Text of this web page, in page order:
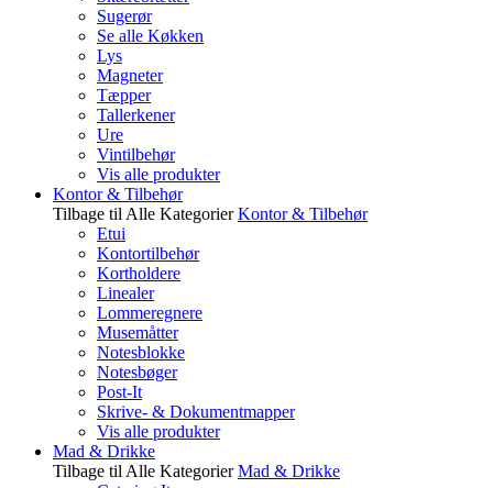
Sugerør
Se alle Køkken
Lys
Magneter
Tæpper
Tallerkener
Ure
Vintilbehør
Vis alle produkter
Kontor & Tilbehør
Tilbage til Alle Kategorier Kontor & Tilbehør
Etui
Kontortilbehør
Kortholdere
Linealer
Lommeregnere
Musemåtter
Notesblokke
Notesbøger
Post-It
Skrive- & Dokumentmapper
Vis alle produkter
Mad & Drikke
Tilbage til Alle Kategorier Mad & Drikke